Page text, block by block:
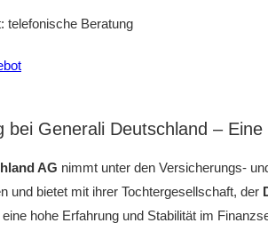
telefonische Beratung
bei Generali Deutschland –
AG nimmt unter den Versicherungs-
und bietet mit ihrer Tochtergesellschaft, der
hohe Erfahrung und Stabilität im